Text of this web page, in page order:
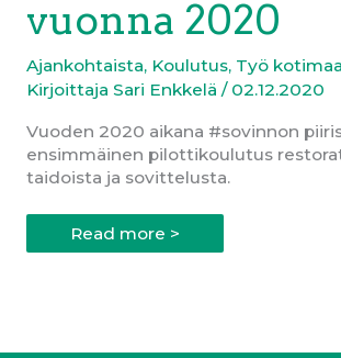
vuonna 2020
Ajankohtaista, Koulutus, Työ
Kirjoittaja Sari Enkkelä / 02.12.2020
Vuoden 2020 aikana #sovinnon
ensimmäinen pilottikoulutus
taidoista ja sovittelusta.
Restoratiivisen
sovittelun
Read more >